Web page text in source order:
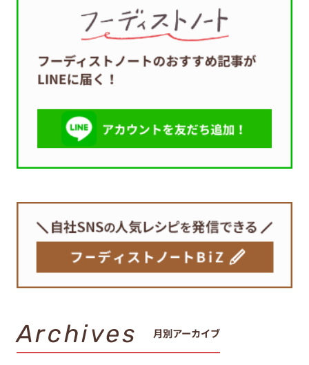
Archives 月別アーカイブ